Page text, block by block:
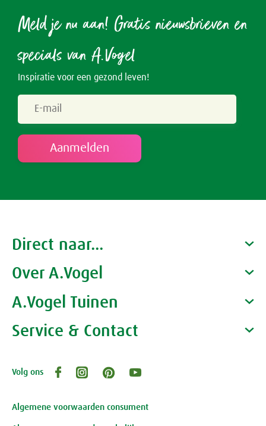
Meld je nu aan! Gratis nieuwsbrieven en
specials van A.Vogel
Inspiratie voor een gezond leven!
Direct naar...
Producten
Gezondheidscoaches
Over A.Vogel
Alfred Vogel
Waarom A.Vogel kiezen
A.Vogel Tuinen
Over A.Vogel tuinen
Openingstijden, route en adres
Service & Contact
Klantenservice webwinkel
Review-richtlijnen
Volg ons
Algemene voorwaarden consument